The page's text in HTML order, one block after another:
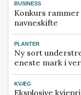
BUSINESS
Konkurs
navneskifte
PLANTER
Ny sort
eneste mark i
KVÆG
Eksplosive